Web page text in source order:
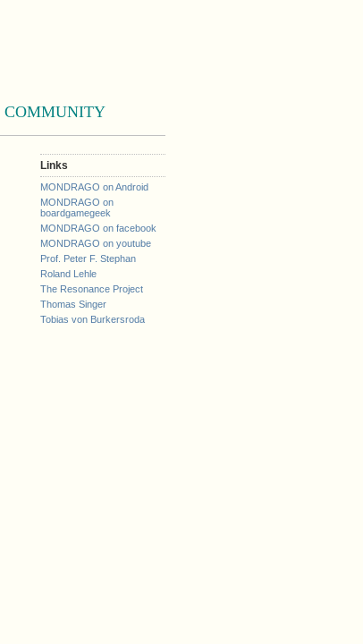
COMMUNITY
Links
MONDRAGO on Android
MONDRAGO on
boardgamegeek
MONDRAGO on facebook
MONDRAGO on youtube
Prof. Peter F. Stephan
Roland Lehle
The Resonance Project
Thomas Singer
Tobias von Burkersroda